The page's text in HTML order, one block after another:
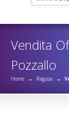
Vendita
Pozzallo
Home → Ragusa →